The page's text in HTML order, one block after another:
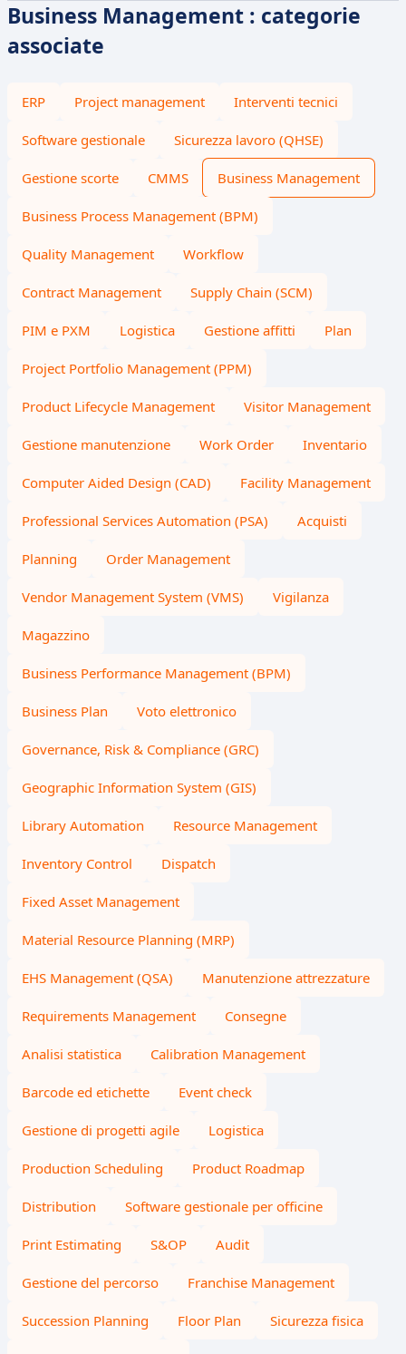
Business Management : categorie
associate
ERP Project management Interventi tecnici
Software gestionale Sicurezza lavoro (QHSE)
Gestione scorte CMMS Business Management
Business Process Management (BPM)
Quality Management Workflow
Contract Management Supply Chain (SCM)
PIM e PXM Logistica Gestione affitti Plan
Project Portfolio Management (PPM)
Product Lifecycle Management Visitor Management
Gestione manutenzione Work Order Inventario
Computer Aided Design (CAD) Facility Management
Professional Services Automation (PSA) Acquisti
Planning Order Management
Vendor Management System (VMS) Vigilanza
Magazzino
Business Performance Management (BPM)
Business Plan Voto elettronico
Governance, Risk & Compliance (GRC)
Geographic Information System (GIS)
Library Automation Resource Management
Inventory Control Dispatch
Fixed Asset Management
Material Resource Planning (MRP)
EHS Management (QSA) Manutenzione attrezzature
Requirements Management Consegne
Analisi statistica Calibration Management
Barcode ed etichette Event check
Gestione di progetti agile Logistica
Production Scheduling Product Roadmap
Distribution Software gestionale per officine
Print Estimating S&OP Audit
Gestione del percorso Franchise Management
Succession Planning Floor Plan Sicurezza fisica